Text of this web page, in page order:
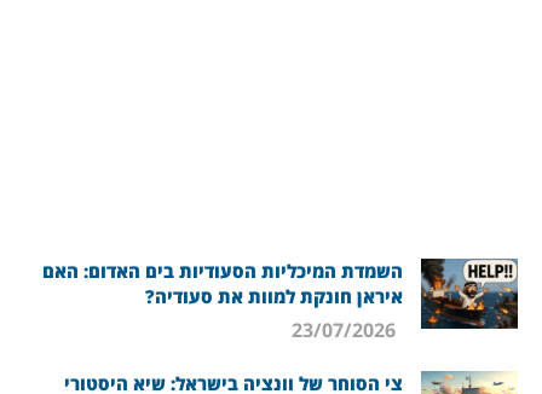
השמדת המיכליות הסעודיות בים האדום: האם
איראן חונקת למוות את סעודיה?
צי הסוחר של וונציה בישראל: שיא היסטורי